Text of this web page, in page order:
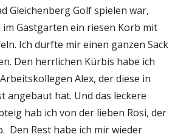
Gleichenberg Golf spielen war,
Gastgarten ein riesen Korb mit
Ich durfte mir einen ganzen Sack
Den herrlichen Kürbis habe ich
Alex, der diese in
angebaut hat. Und das leckere
hab ich von der lieben Rosi, der
Den Rest habe ich mir wieder